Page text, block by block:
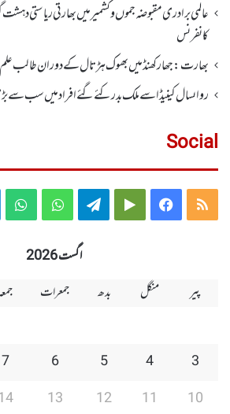
عالمی برادری مقبوضہ جموں وکشمیر میں بھارتی ریاستی
کانفرنس
بھارت :جھارکھنڈمیں بھوک ہڑتال کے دوران طالب علم
رواںسال کینیڈا سے ملک بدر کئے گئے افراد میں سب سے
Social
RSS
Facebook
Google
Telegram
اگست 2026
پیر
منگل بدھ جمعرات
3
4
5
6
7
10
11
12
13